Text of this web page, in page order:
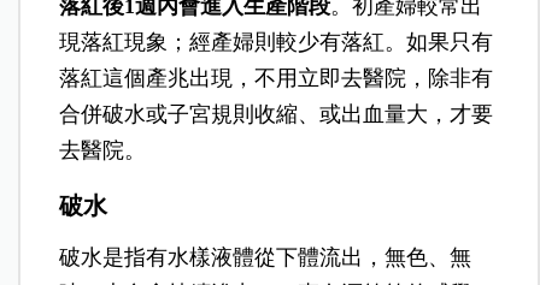
懷孕時，子宮頸口有一個黏液栓塞住，避免胎
兒掉出。當子宮收縮、子宮頸慢慢打開、小血
管破裂，黏液栓被擠出，這就是「帶血的黏液
狀分泌物」，也就是「落紅」，是咖啡色或淡
紅色分泌物，但出血量不會像月經那麼多
「落紅」後，通常不會馬上生產。根據統計，
落紅後1週內會進入生產階段。初產婦較常出
現落紅現象；經產婦則較少有落紅。如果只有